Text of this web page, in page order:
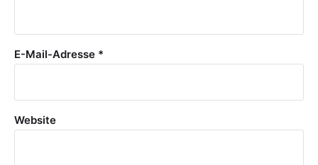
E-Mail-Adresse *
Website